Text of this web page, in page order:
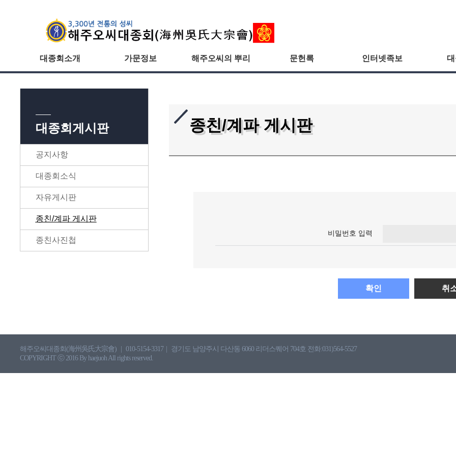
대종회소개 가문정보 해주오씨의 뿌리 문헌록 인터넷족보
대종회게시판
공지사항
대종회소식
자유게시판
종친/계파 게시판
종친사진첩
종친/계파 게시판
비밀번호 입력
확인 취
해주오씨대종회(海州吳氏大宗會) 010-5154-3317
경기도 남양주시 다산동 6060 리더스퀘어 704호 전화:031)564-5527
COPYRIGHT ⓒ 2016 By haejuoh All rights reserved.